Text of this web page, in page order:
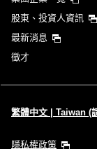
股東、投資人資訊
最新消息
徵才
繁體中文 | Taiwan (
隱私權政策